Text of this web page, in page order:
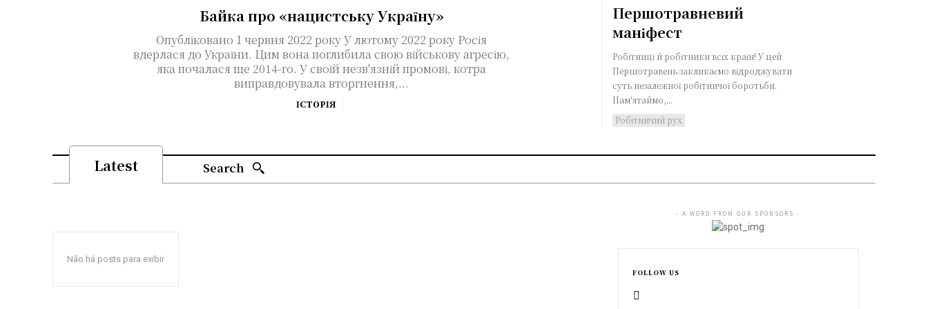
Байка про «нацистську Україну»
Опубліковано 1 червня 2022 року У лютому 2022 року Росія
вдерлася до України. Цим вона поглибила свою військову агресію,
яка почалася ще 2014-го. У своїй незв'язній промові, котра
виправдовувала вторгнення,...
ІСТОРІЯ
Першотравневий
маніфест
Робітниці й робітники всіх країн! У цей
Першотравень закликаємо відроджувати
суть незалежної робітничої боротьби.
Пам'ятаймо,...
Робітничий рух
Latest Search
Não há posts para exibir
- A WORD FROM OUR SPONSORS -
FOLLOW US